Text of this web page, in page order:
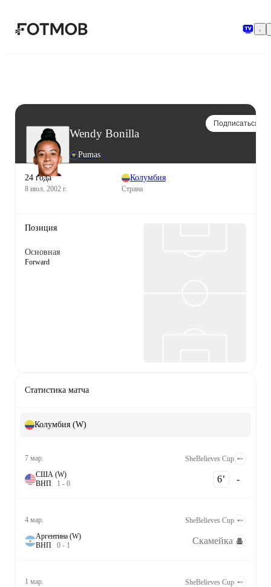
Wendy Bonilla
Pumas
Подписаться
24 года
8 июл. 2002 г.
Колумбия
Страна
Позиция
Основная
Forward
Статистика матча
Колумбия (W)
7 мар.
SheBelieves Cup
США (W)
ВНП 1 - 0 6‎’‎ -
4 мар.
SheBelieves Cup
Аргентина (W)
ВНП 0 - 1 Скамейка
1 мар.
SheBelieves Cup